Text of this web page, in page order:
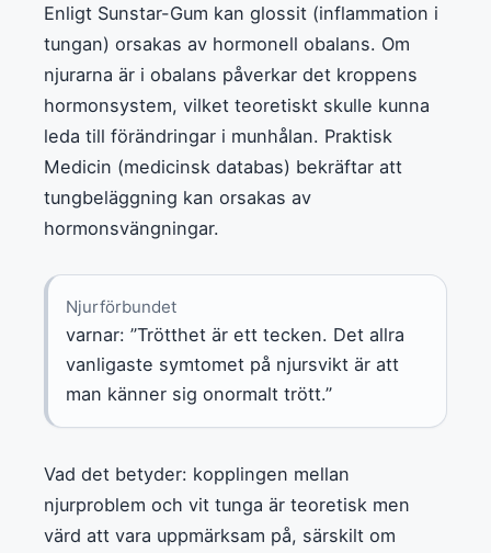
Enligt Sunstar-Gum kan glossit (inflammation i
tungan) orsakas av hormonell obalans. Om
njurarna är i obalans påverkar det kroppens
hormonsystem, vilket teoretiskt skulle kunna
leda till förändringar i munhålan. Praktisk
Medicin (medicinsk databas) bekräftar att
tungbeläggning kan orsakas av
hormonsvängningar.
Njurförbundet
varnar: ”Trötthet är ett tecken. Det allra
vanligaste symtomet på njursvikt är att
man känner sig onormalt trött.”
Vad det betyder: kopplingen mellan
njurproblem och vit tunga är teoretisk men
värd att vara uppmärksam på, särskilt om